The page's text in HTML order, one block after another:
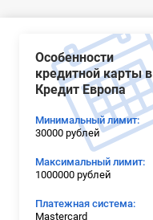
Особенности
кредитной карты в
Кредит Европа
Минимальный лимит:
30000 рублей
Максимальный лимит:
1000000 рублей
Платежная система:
Mastercard